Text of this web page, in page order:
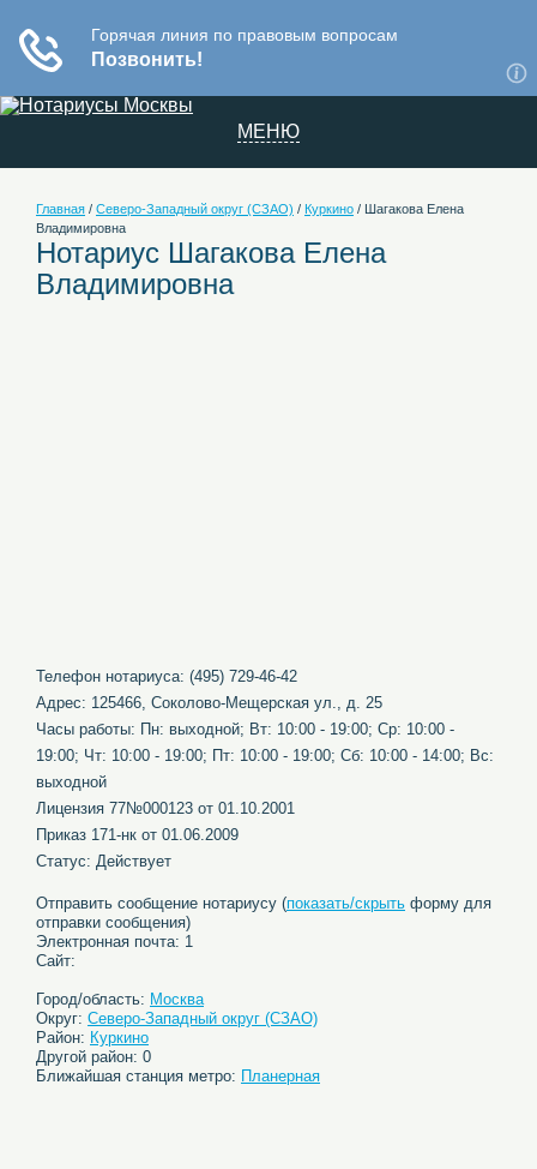
МЕНЮ
Главная / Северо-Западный округ (СЗАО) / Куркино / Шагакова Елена
Владимировна
Нотариус Шагакова Елена
Владимировна
Телефон нотариуса: (495) 729-46-42
Адрес: 125466, Соколово-Мещерская ул., д. 25
Часы работы: Пн: выходной; Вт: 10:00 - 19:00; Ср: 10:00 -
19:00; Чт: 10:00 - 19:00; Пт: 10:00 - 19:00; Сб: 10:00 - 14:00; Вс:
выходной
Лицензия 77№000123 от 01.10.2001
Приказ 171-нк от 01.06.2009
Статус: Действует
Отправить сообщение нотариусу (показать/скрыть форму для
отправки сообщения)
Электронная почта: 1
Сайт:
Город/область: Москва
Округ: Северо-Западный округ (СЗАО)
Район: Куркино
Другой район: 0
Ближайшая станция метро: Планерная